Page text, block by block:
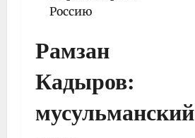
Рамзан
Кадыров:
мусульманский